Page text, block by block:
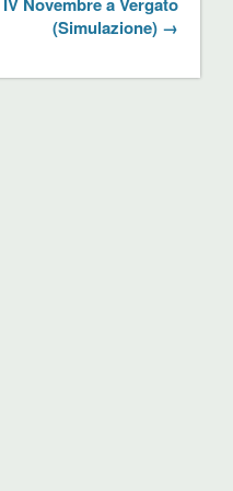
(Simulazione) →